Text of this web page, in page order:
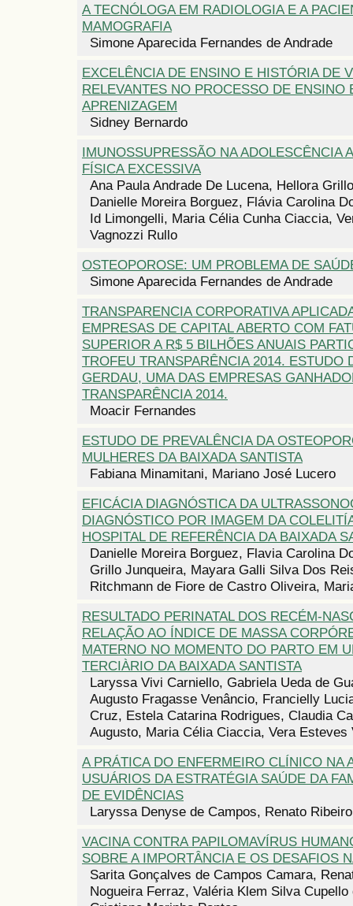
A TECNÓLOGA EM RADIOLOGIA E A
MAMOGRAFIA
Simone Aparecida Fernandes de Andrade
EXCELÊNCIA DE ENSINO E HISTÓRIA DE
RELEVANTES NO PROCESSO DE ENSINO
APRENIZAGEM
Sidney Bernardo
IMUNOSSUPRESSÃO NA ADOLESCÊNCIA
FÍSICA EXCESSIVA
Ana Paula Andrade De Lucena, Hellora
Danielle Moreira Borguez, Flávia Carolina
Id Limongelli, Maria Célia Cunha Ciaccia,
Vagnozzi Rullo
OSTEOPOROSE: UM PROBLEMA DE
Simone Aparecida Fernandes de Andrade
TRANSPARENCIA CORPORATIVA
EMPRESAS DE CAPITAL ABERTO COM
SUPERIOR A R$ 5 BILHÕES ANUAIS
TROFEU TRANSPARÊNCIA 2014. ESTUDO
GERDAU, UMA DAS EMPRESAS
TRANSPARÊNCIA 2014.
Moacir Fernandes
ESTUDO DE PREVALÊNCIA DA
MULHERES DA BAIXADA SANTISTA
Fabiana Minamitani, Mariano José Lucero
EFICÁCIA DIAGNÓSTICA DA
DIAGNÓSTICO POR IMAGEM DA
HOSPITAL DE REFERÊNCIA DA BAIXADA
Danielle Moreira Borguez, Flavia Carolina
Grillo Junqueira, Mayara Galli Silva Dos
Ritchmann de Fiore de Castro Oliveira,
RESULTADO PERINATAL DOS RECÉM-
RELAÇÃO AO ÍNDICE DE MASSA
MATERNO NO MOMENTO DO PARTO EM
TERCIÀRIO DA BAIXADA SANTISTA
Laryssa Vivi Carniello, Gabriela Ueda de
Augusto Fragasse Venâncio, Francielly
Cruz, Estela Catarina Rodrigues, Claudia
Augusto, Maria Célia Ciaccia, Vera Esteves
A PRÁTICA DO ENFERMEIRO CLÍNICO NA
USUÁRIOS DA ESTRATÉGIA SAÚDE DA
DE EVIDÊNCIAS
Laryssa Denyse de Campos, Renato
VACINA CONTRA PAPILOMAVÍRUS
SOBRE A IMPORTÂNCIA E OS DESAFIOS
Sarita Gonçalves de Campos Camara,
Nogueira Ferraz, Valéria Klem Silva